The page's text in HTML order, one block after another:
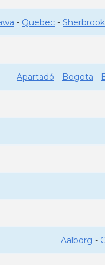
- Quebec -
Apartadó - Bogota -
Aalborg -